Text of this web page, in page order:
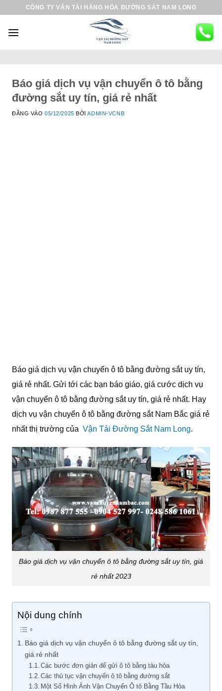
CÔNG TY VẬN TẢI HÀNG HÓA ĐƯỜNG SẮT NAM LONG
Báo giá dịch vụ vận chuyển ô tô bằng
đường sắt uy tín, giá rẻ nhất
ĐĂNG VÀO05/12/2025 BỞIADMIN-VCNB
Báo giá dịch vụ vận chuyển ô tô bằng đường sắt uy tín,
giá rẻ nhất. Gửi tới các bạn báo giáo, giá cước dịch vụ
vận chuyển ô tô bằng đường sắt uy tín, giá rẻ nhất. Hay
dịch vụ vận chuyển ô tô bằng đường sắt Nam Bắc giá rẻ
nhất thị trường của Vận Tải Đường Sắt Nam Long.
Báo giá dịch vụ vận chuyển ô tô bằng đường sắt uy tín, giá
rẻ nhất 2023
Nội dung chính
Báo giá dịch vụ vận chuyển ô tô bằng đường sắt uy tín,
giá rẻ nhất
Các bước đơn giản để gửi ô tô bằng tàu hỏa
Các thủ tục vận chuyển ô tô bằng đường sắt
Một Số Hình Ảnh Vận Chuyển Ô tô Bằng Tầu Hỏa